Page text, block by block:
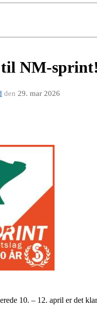
til NM-
den 29. mar 2026
10. – 12. april er det